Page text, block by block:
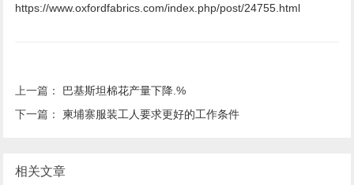
https://www.oxfordfabrics.com/index.php/post/24755.html
上一篇： 巴基斯坦棉花产量下降.%
下一篇： 柬埔寨服装工人要求更好的工作条件
相关文章